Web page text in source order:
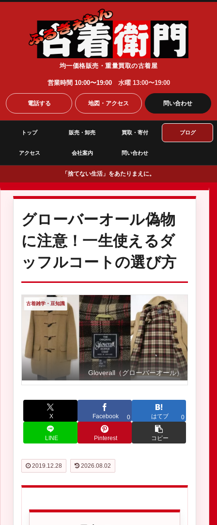
均一価格販売・重量買取の古着屋
営業時間 10:00〜19:00 水曜 13:00〜19:00
電話する 地図・アクセス 問い合わせ
トップ 販売・卸売 買取・寄付 ブログ
アクセス 会社案内 問い合わせ
「捨てない生活」をあたりまえに。
グローバーオール偽物
に注意！一生使えるダ
ッフルコートの選び方
古着雑学・豆知識
Gloverall（グローバーオール）
X Facebook 0 はてブ 0
LINE Pinterest コピー
2019.12.28 2026.08.02